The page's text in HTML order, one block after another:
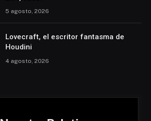
5 agosto, 2026
Lovecraft, el escritor fantasma de
Houdini
4 agosto, 2026